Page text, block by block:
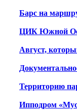
Барс на
ЦИК Южной
Август,
Территорию
Ипподром